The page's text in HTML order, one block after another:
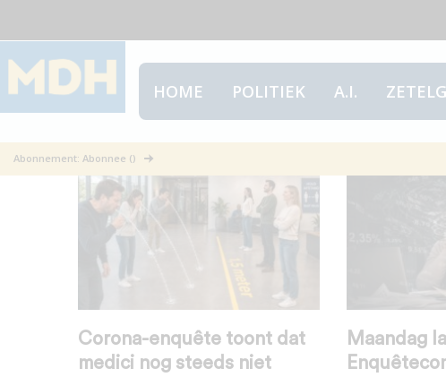
HOME POLITIEK A.I.
Abonnement: Abonnee ()
Data
Corona-enquête toont dat
medici nog steeds niet
Maandag